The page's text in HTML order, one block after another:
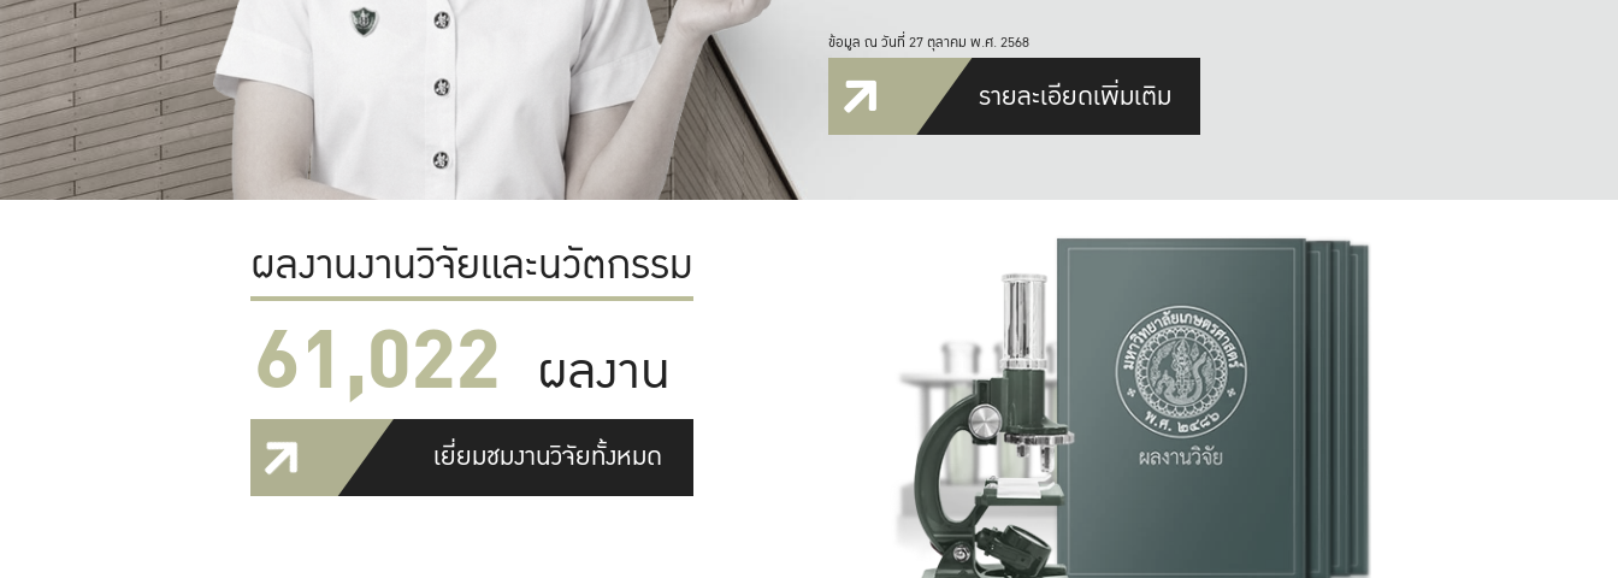
ข้อมูล ณ วันที่ 27 ตุลาคม พ.ศ. 2568
รายละเอียดเพิ่มเติม
ผลงานงานวิจัยและนวัตกรรม
61,022 ผลงาน
เยี่ยมชมงานวิจัยทั้งหมด